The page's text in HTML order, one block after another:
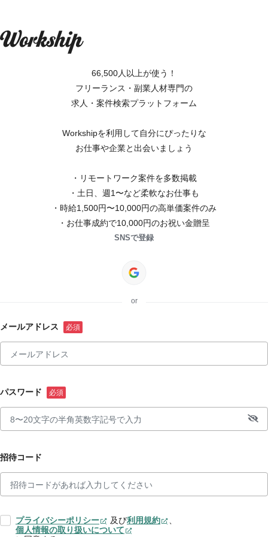
66,500人以上が使う！
フリーランス・副業人材専門の
求人・案件検索プラットフォーム
Workshipを利用して自分にぴったりな
お仕事や企業と出会いましょう
・リモートワーク案件を多数掲載
・土日、週1〜など柔軟なお仕事も
・時給1,500円〜10,000円の高単価案件のみ
・お仕事成約で10,000円のお祝い金贈呈
SNSで登録
or
メールアドレス
パスワード
招待コード
プライバシーポリシー 及び利用規約
、
個人情報の取り扱いについて